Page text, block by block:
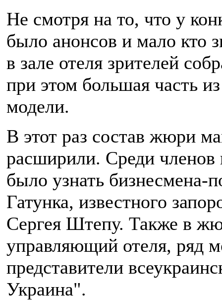
Не смотря на то, что у
было анонсов и мало кто
в зале отеля зрителей
при этом большая часть
модели.
В этот раз состав жюри
расширили. Среди
было узнать бизнесмена-
Гатунка, известного
Сергея Штепу. Также в
управляющий отеля, ряд
представители
Украина".